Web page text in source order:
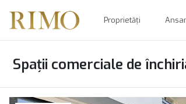
Proprietăți
Spații comerciale de